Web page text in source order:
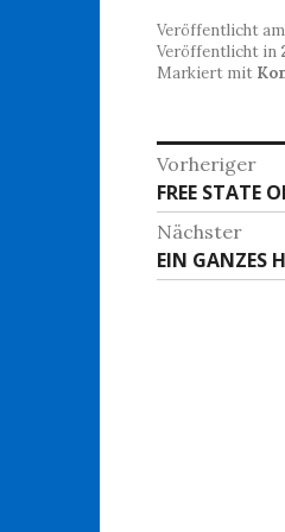
Veröffentlicht am
Veröffentlicht in
Markiert mit
Vorheriger
Vorheriger
Beitrag:
FREE STATE
Nächster
Nächster
Beitrag:
EIN GANZES